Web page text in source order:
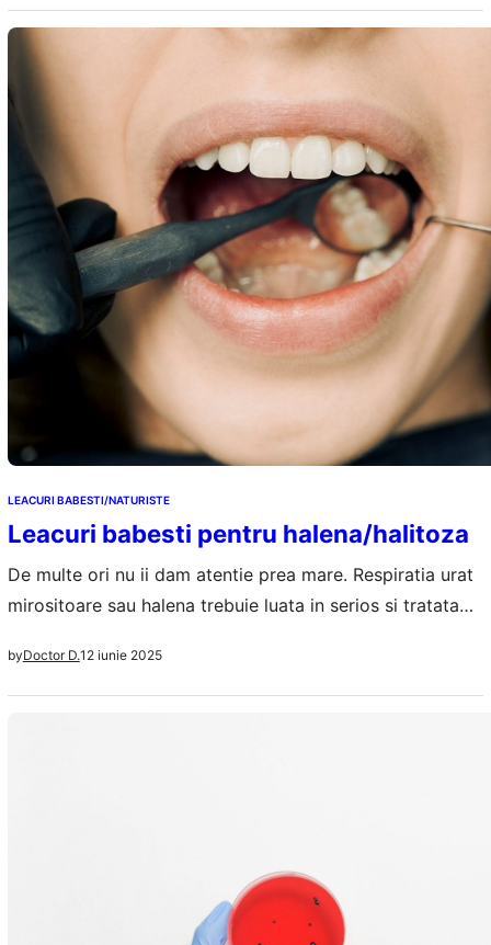
inflamarea ei. S-ar putea sa fie vorba despre o splina
marita din mai multe cauze ce…
LEACURI BABESTI/NATURISTE
Leacuri babesti pentru halena/halitoza
De multe ori nu ii dam atentie prea mare. Respiratia urat
mirositoare sau halena trebuie luata in serios si tratata
tratamentele naturiste pot ajuta in eliminarea
simptomelor halitozei si in prevenirea unei respiratii
byDoctor D.12 iunie 2025